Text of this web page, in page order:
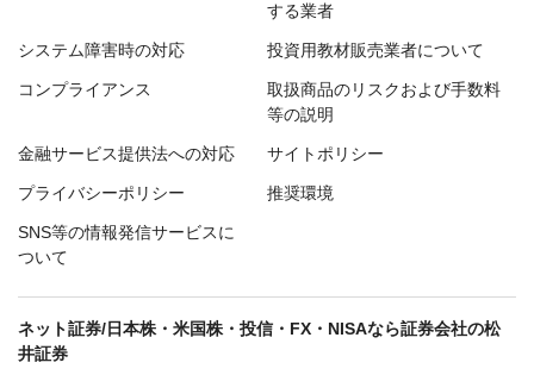
する業者
システム障害時の対応 投資用教材販売業者について
コンプライアンス
取扱商品のリスクおよび手数料
等の説明
金融サービス提供法への対応 サイトポリシー
プライバシーポリシー 推奨環境
SNS等の情報発信サービスに
ついて
ネット証券/日本株・米国株・投信・FX・NISAなら証券会社の松
井証券